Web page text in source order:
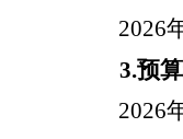
2026
3.预
2026